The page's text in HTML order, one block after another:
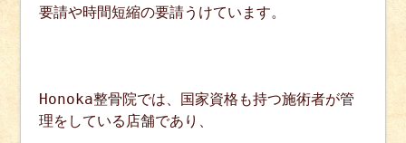
要請や時間短縮の要請うけています。
Honoka整骨院では、国家資格も持つ施術者が管
理をしている店舗であり、